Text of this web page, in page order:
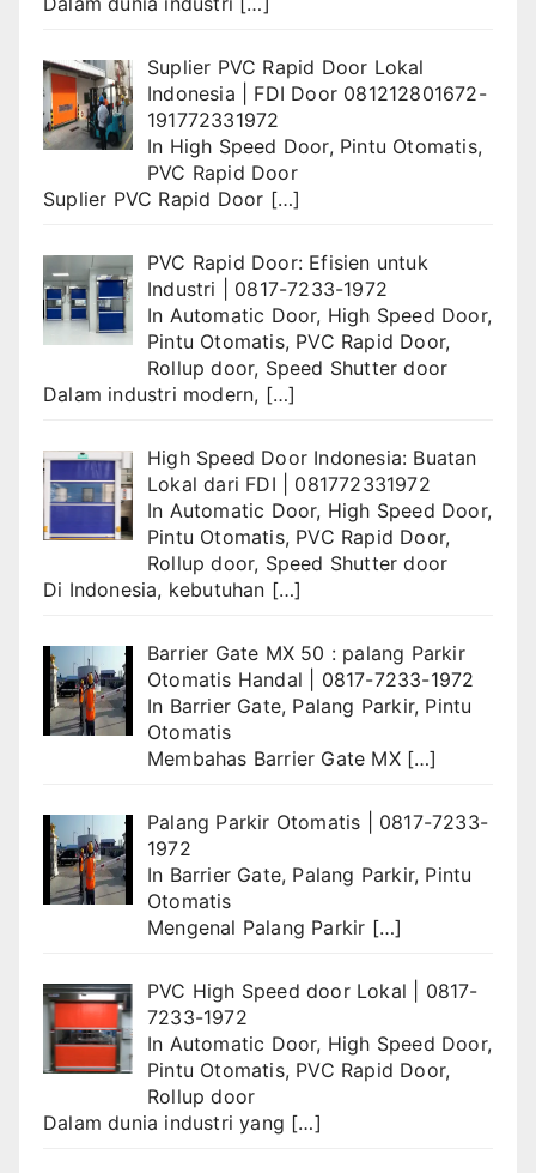
Suplier PVC Rapid Door Lokal
Indonesia | FDI Door 081212801672-
191772331972
In High Speed Door, Pintu Otomatis,
PVC Rapid Door
Suplier PVC Rapid Door […]
PVC Rapid Door: Efisien untuk
Industri | 0817-7233-1972
In Automatic Door, High Speed Door,
Pintu Otomatis, PVC Rapid Door,
Rollup door, Speed Shutter door
Dalam industri modern, […]
High Speed Door Indonesia: Buatan
Lokal dari FDI | 081772331972
In Automatic Door, High Speed Door,
Pintu Otomatis, PVC Rapid Door,
Rollup door, Speed Shutter door
Di Indonesia, kebutuhan […]
Barrier Gate MX 50 : palang Parkir
Otomatis Handal | 0817-7233-1972
In Barrier Gate, Palang Parkir, Pintu
Otomatis
Membahas Barrier Gate MX […]
Palang Parkir Otomatis | 0817-7233-
1972
In Barrier Gate, Palang Parkir, Pintu
Otomatis
Mengenal Palang Parkir […]
PVC High Speed door Lokal | 0817-
7233-1972
In Automatic Door, High Speed Door,
Pintu Otomatis, PVC Rapid Door,
Rollup door
Dalam dunia industri yang […]